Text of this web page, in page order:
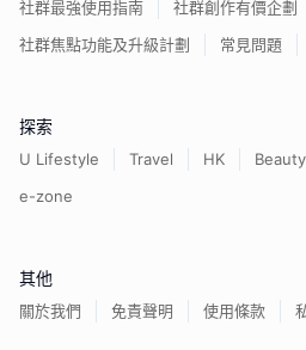
社群最強使用指南
社群創作有價企劃
社群焦點功能及升級計劃
常見問題
探索
U Lifestyle Travel HK Beauty
e-zone
其他
關於我們 免責聲明 使用條款